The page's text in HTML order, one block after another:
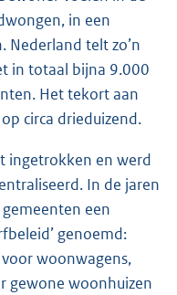
in een
Nederland telt zo’n
in totaal bijna 9.000
Het tekort aan
circa drieduizend.
ingetrokken en werd
In de jaren
een
genoemd:
woonwagens,
gewone woonhuizen